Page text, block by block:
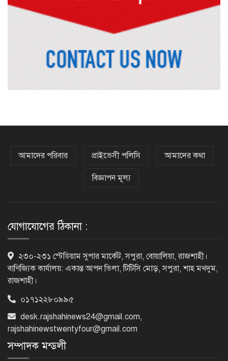
রংপুরে চলন্ত ট্রেনে উঠতে গিয়ে কাটা পড়ে
রাষ্ট্রপতি নির্বাচনের চূড়ান্ত তারিখ ঘোষণা
এখনও ৫ আগস্ট
দুর্নীতিমুক্ত প্রশাসন গড়াই সরকারের মূল
লক্ষ্য : ভূমিমন্ত্রী
যাবে না: ভূমিমন্ত্রী
আমাদের পরিবার প্রাইভেসী পলিসি আমাদের কথা
বিজ্ঞাপন মূল্য
যোগাযোগের ঠিকানা :
২৩০-২৩১ স্টেডিয়াম সুপার মার্কেট, সপুরা, বোয়ালিয়া, রাজশাহী।
বাণিজ্যিক কার্যালয়: একান্ত আপন ভিলা, টিটিসি মোড়, সপুরা, শাহ মখদুম,
রাজশাহী।
০১৭১২২৮০৯৯৫
desk.rajshahinews24@gmail.com,
rajshahinewstwentyfour@gmail.com
সম্পাদক মন্ডলী